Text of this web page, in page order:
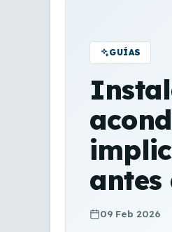
GUÍAS
antes
09 Feb 2026